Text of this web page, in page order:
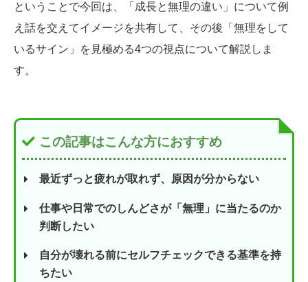
ということで今回は、「成長と無理の違い」について例
え話を交えてイメージを共有して、その後「無理をして
いるサイン」を見極める4つの視点について解説しま
す。
この記事はこんな方におすすめ
最近ずっと疲れが取れず、原因が分からない
仕事や日常でのしんどさが「無理」に当たるのか
判断したい
自分が壊れる前にセルフチェックできる基準を持
ちたい